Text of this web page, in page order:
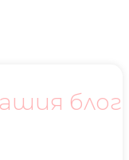
блог